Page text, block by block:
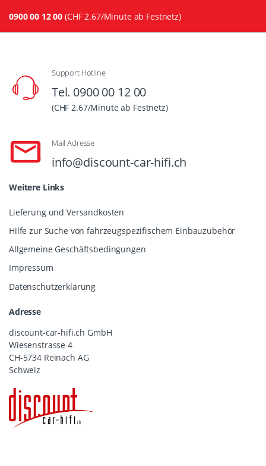
0900 00 12 00 (CHF 2.67/Minute ab Festnetz)
Support Hotline
Tel. 0900 00 12 00
(CHF 2.67/Minute ab Festnetz)
Mail Adresse
info@discount-car-hifi.ch
Weitere Links
Lieferung und Versandkosten
Hilfe zur Suche von fahrzeugspezifischem Einbauzubehör
Allgemeine Geschäftsbedingungen
Impressum
Datenschutzerklärung
Adresse
discount-car-hifi.ch GmbH
Wiesenstrasse 4
CH-5734 Reinach AG
Schweiz